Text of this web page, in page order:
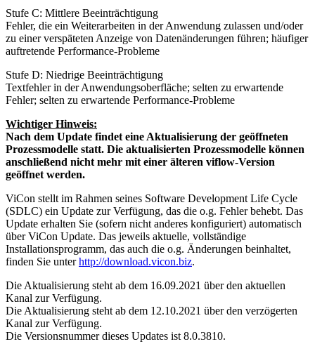
Stufe C: Mittlere Beeinträchtigung
Fehler, die ein Weiterarbeiten in der Anwendung zulassen und/oder
zu einer verspäteten Anzeige von Datenänderungen führen; häufiger
auftretende Performance-Probleme
Stufe D: Niedrige Beeinträchtigung
Textfehler in der Anwendungsoberfläche; selten zu erwartende
Fehler; selten zu erwartende Performance-Probleme
Wichtiger Hinweis:
Nach dem Update findet eine Aktualisierung der geöffneten
Prozessmodelle statt. Die aktualisierten Prozessmodelle können
anschließend nicht mehr mit einer älteren viflow-Version
geöffnet werden.
ViCon stellt im Rahmen seines Software Development Life Cycle
(SDLC) ein Update zur Verfügung, das die o.g. Fehler behebt. Das
Update erhalten Sie (sofern nicht anderes konfiguriert) automatisch
über ViCon Update. Das jeweils aktuelle, vollständige
Installationsprogramm, das auch die o.g. Änderungen beinhaltet,
finden Sie unterhttp://download.vicon.biz.
Die Aktualisierung steht ab dem 16.09.2021 über den aktuellen
Kanal zur Verfügung.
Die Aktualisierung steht ab dem 12.10.2021 über den verzögerten
Kanal zur Verfügung.
Die Versionsnummer dieses Updates ist 8.0.3810.